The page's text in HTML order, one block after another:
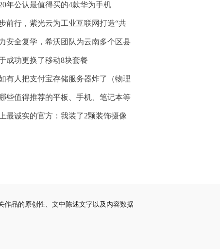
年公认最值得买的4款华为手机
前行，紫光云为工业互联网打造“共
安全复学，希沃团队为云南多个区县
成功更换了移动8块套餐
有人把支付宝存储服务器炸了（物理
些值得推荐的平板、手机、笔记本等
最诚实的官方：我装了2颗装饰摄像
作品的原创性、文中陈述文字以及内容数据